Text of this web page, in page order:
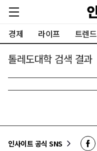
경제 라이프 트렌드
톨레도대학 검색 결과
인사이트 공식 SNS